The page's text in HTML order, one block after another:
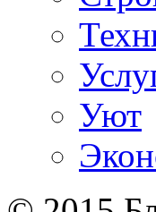
Уют